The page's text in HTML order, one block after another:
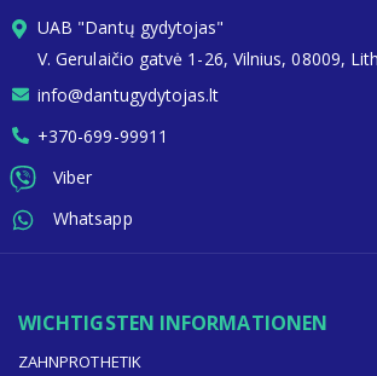
UAB "Dantų gydytojas"
V. Gerulaičio gatvė 1-26, Vilnius, 08009,
info@dantugydytojas.lt
+370-699-99911
Viber
Whatsapp
WICHTIGSTEN INFORMATIONEN
ZAHNPROTHETIK